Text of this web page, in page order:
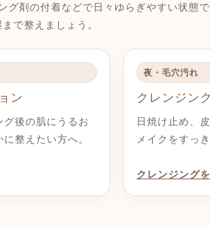
剤の付着などで日々ゆらぎやすい状態
で整えましょう。
ン
後の肌にうるお
整えたい方へ。
夜・毛穴汚れ
クレンジン
日焼け止め、
メイクをすっ
クレンジング